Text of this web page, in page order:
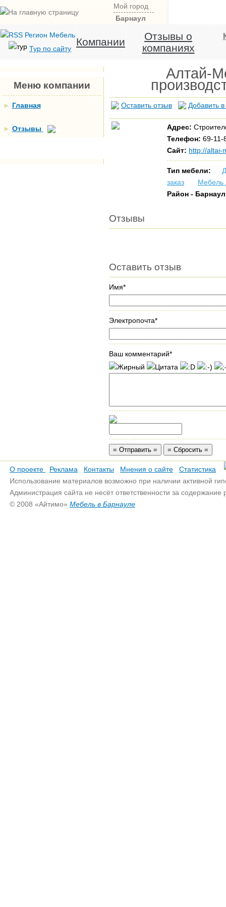
Мой город
Барнаул
Тур по сайту
Компании
Отзывы о
компаниях
Меню компании
► Главная
► Отзывы
Алтай-
Оставить отзыв Добавить в
Адрес:
Телефон: 69-11-
Сайт: http://altai-
Тип мебели:
заказ
Мебель
Район -
Отзывы
Оставить отзыв
Имя*
Электропочта*
Ваш комментарий*
О проекте Реклама Контакты Мнения о сайте
Статистика
Использование материалов возможно при наличии активной
Администрация сайта не несёт ответственности за
© 2008 «Айтимо» Мебель в Барнауле